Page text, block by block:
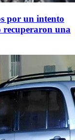
por un intento
recuperaron una